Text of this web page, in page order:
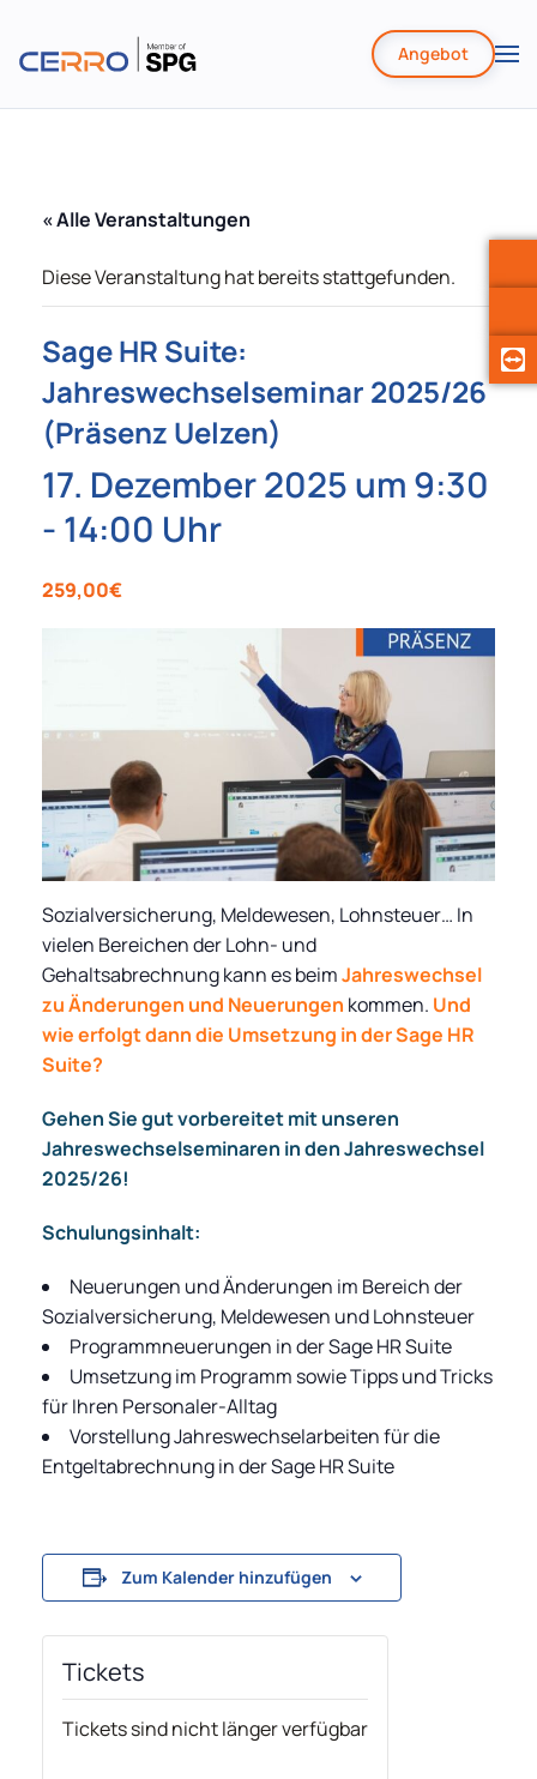
Zum
Angebot
« Alle Veranstaltungen
Diese Veranstaltung hat bereits stattgefunden.
Sage HR Suite:
Jahreswechselseminar 2025/26
(Präsenz Uelzen)
17. Dezember 2025 um 9:30
- 14:00
259,00€
Sozialversicherung, Meldewesen, Lohnsteuer… In
vielen Bereichen der Lohn- und
Gehaltsabrechnung kann es beimJahreswechsel
zu Änderungen und Neuerungen kommen. Und
wie erfolgt dann die Umsetzung in der Sage HR
Suite?
Gehen Sie gut vorbereitet mit unseren
Jahreswechselseminaren in den Jahreswechsel
2025/26!
Schulungsinhalt:
Neuerungen und Änderungen im Bereich der
Sozialversicherung, Meldewesen und Lohnsteuer
Programmneuerungen in der Sage HR Suite
Umsetzung im Programm sowie Tipps und Tricks
für Ihren Personaler-Alltag
Vorstellung Jahreswechselarbeiten für die
Entgeltabrechnung in der Sage HR Suite
Zum Kalender hinzufügen
Tickets
Tickets sind nicht länger verfügbar